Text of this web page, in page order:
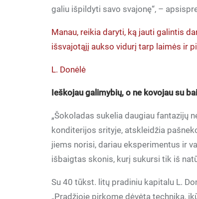
galiu išpildyti savo svajonę“, –
Manau, reikia daryti, ką jauti galintis
išsvajotąjį aukso vidurį tarp laimės ir
L. Donėlė
Ieškojau galimybių, o ne kovojau su
„Šokoladas sukelia daugiau fantazijų
konditerijos srityje, atskleidžia
jiems norisi, dariau eksperimentus ir
išbaigtas skonis, kurį sukursi tik iš
Su 40 tūkst. litų pradiniu kapitalu L.
„Pradžioje pirkome dėvėtą techniką,